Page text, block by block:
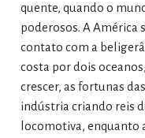
quente, quando o
poderosos. A América
contato com a
costa por dois
crescer, as fortunas
indústria criando reis
locomotiva, enquanto